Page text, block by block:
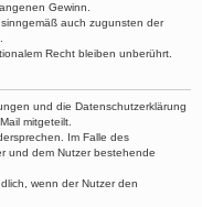
Gewinn.
auch zugunsten der
Recht bleiben unberührt.
und die Datenschutzerklärung
mitgeteilt.
Im Falle des
und dem Nutzer bestehende
wenn der Nutzer den